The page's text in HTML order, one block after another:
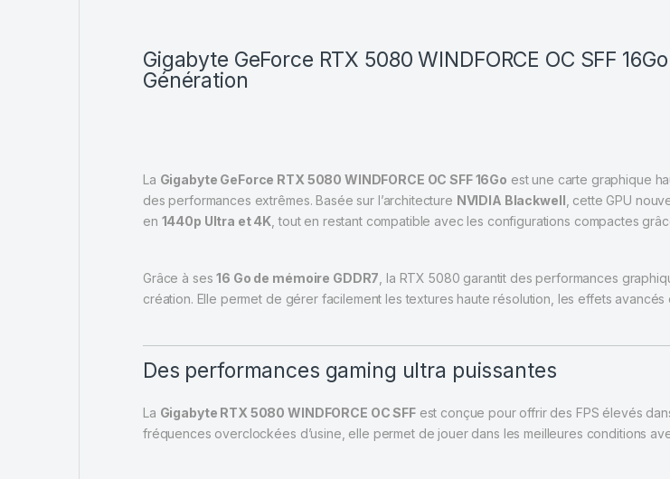
Gigabyte GeForce RTX 5080 WINDFORCE OC SFF
Génération
La Gigabyte GeForce RTX 5080 WINDFORCE OC SFF 16Go est une carte graphique
des performances extrêmes. Basée sur l’architecture NVIDIA Blackwell , cette GPU
en 1440p Ultra et 4K , tout en restant compatible avec les configurations compactes
Grâce à ses16 Go de mémoire GDDR7 , la RTX 5080 garantit des performances
création. Elle permet de gérer facilement les textures haute résolution, les effets
Des performances gaming ultra puissantes
La Gigabyte RTX 5080 WINDFORCE OC SFFest conçue pour offrir des FPS élevés
fréquences overclockées d’usine, elle permet de jouer dans les meilleures conditions